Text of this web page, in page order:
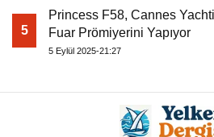
5
Princess F58, Cannes
Fuar Prömiyerini Yapıyor
5 Eylül 2025-21:27